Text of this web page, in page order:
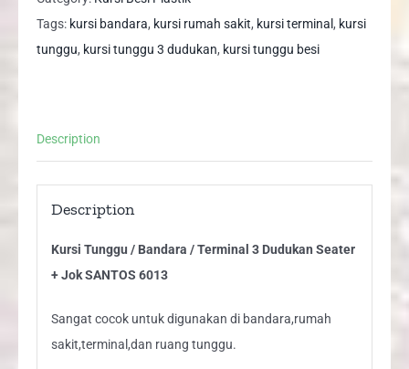
/
Terminal
+
quantity
Tags: kursi bandara, kursi rumah sakit, kursi terminal , kursi
tunggu, kursi tunggu 3 dudukan, kursi tunggu besi
Description
Description
Kursi Tunggu / Bandara / Terminal 3 Dudukan Seater
+ Jok SANTOS 6013
Sangat cocok untuk digunakan di bandara,rumah
sakit,terminal,dan ruang tunggu.